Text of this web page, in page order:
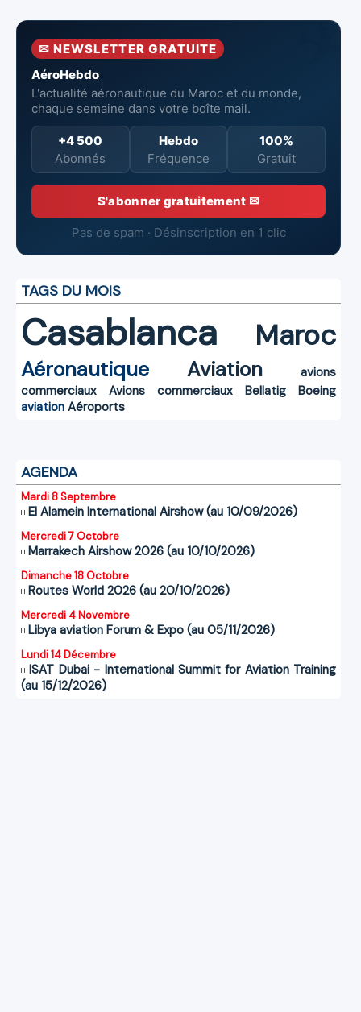
incendie
la surveillance
aériennes.
neufs à Royal Air
✉ NEWSLETTER GRATUITE
AéroHebdo
L'actualité aéronautique du Maroc et du monde,
chaque semaine dans votre boîte mail.
+4 500
Abonnés
Hebdo
Fréquence
100%
Gratuit
S'abonner gratuitement ✉
Pas de spam · Désinscription en 1 clic
TAGS DU MOIS
Casablanca Maroc
Aéronautique Aviation
avions
commerciaux
Avions commerciaux Bellatig
Boeing
aviation Aéroports
AGENDA
Mardi 8 Septembre
El Alamein International Airshow (au 10/09/2026)
Mercredi 7 Octobre
Marrakech Airshow 2026 (au 10/10/2026)
Dimanche 18 Octobre
Routes World 2026 (au 20/10/2026)
Mercredi 4 Novembre
Libya aviation Forum & Expo (au 05/11/2026)
Lundi 14 Décembre
ISAT Dubai - International Summit for Aviation Training
(au 15/12/2026)